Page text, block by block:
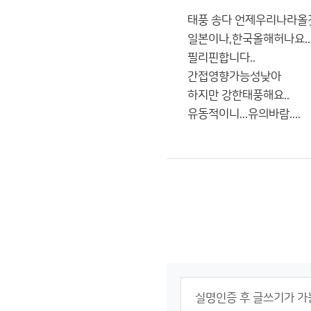
태풍 송다 언제우리나라올
일본이나,한국올해허나요..
필리핀합니다..
간접영향가능성낮아
하지만 강한태풍해요..
유동적이니...유의바람....